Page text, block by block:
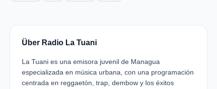
Über Radio La Tuani
La Tuani es una emisora juvenil de Managua
especializada en música urbana, con una programación
centrada en reggaetón, trap, dembow y los éxitos